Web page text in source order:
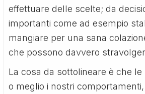
effettuare delle scelte; da
importanti come ad esempio
mangiare per una sana
che possono davvero
La cosa da sottolineare è che le
o meglio i nostri